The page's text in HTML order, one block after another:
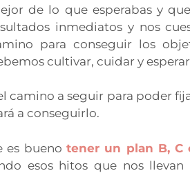
de lo que esperabas y
inmediatos y nos
para conseguir los
cultivar, cuidar y
camino a seguir para poder
a conseguirlo.
es bueno tener un plan B, C
esos hitos que nos